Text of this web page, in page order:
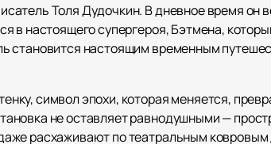
Толя Дудочкин. В дневное время он
в настоящего супергероя, Бэтмена,
становится настоящим временным
символ эпохи, которая меняется,
не оставляет равнодушными —
расхаживают по театральным